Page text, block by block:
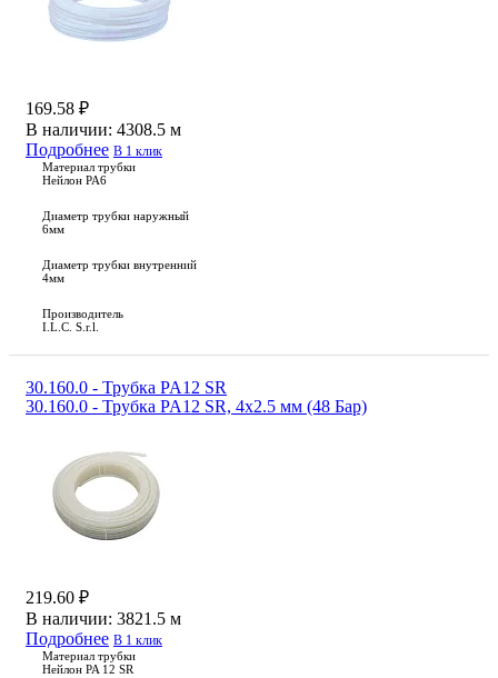
169.58 ₽
В наличии: 4308.5 м
Подробнее В 1 клик
Материал трубки
Нейлон PA6
Диаметр трубки наружный
6мм
Диаметр трубки внутренний
4мм
Производитель
I.L.C. S.r.l.
30.160.0 - Трубка PA12 SR
30.160.0 - Трубка PA12 SR, 4х2.5 мм (48 Бар)
219.60 ₽
В наличии: 3821.5 м
Подробнее В 1 клик
Материал трубки
Нейлон PA 12 SR